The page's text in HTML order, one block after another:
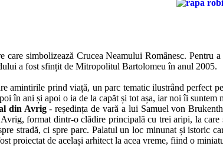
simbolizează Crucea Neamului Românesc. Pentru
a fost sfințit de Mitropolitul Bartolomeu în anul 2005.
amintirile prind viață, un parc tematic ilustrând perfect
în ani și apoi o ia de la capăt și tot așa, iar noi îi suntem
din Avrig- reședința de vară a lui Samuel von
format dintr-o clădire principală cu trei aripi, la
stradă, ci spre parc. Palatul un loc minunat și istoric
proiectat de același arhitect la acea vreme, fiind o